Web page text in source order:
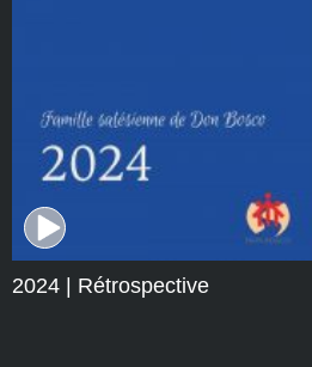
2024 | Rétrospective